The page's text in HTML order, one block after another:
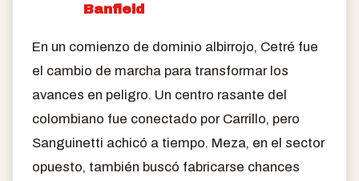
Banfield
En un comienzo de dominio albirrojo, Cetré fue
el cambio de marcha para transformar los
avances en peligro. Un centro rasante del
colombiano fue conectado por Carrillo, pero
Sanguinetti achicó a tiempo. Meza, en el sector
opuesto, también buscó fabricarse chances